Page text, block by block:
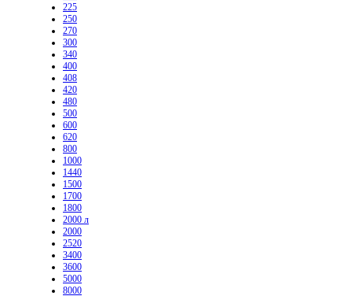
225
250
270
300
340
400
408
420
480
500
600
620
800
1000
1440
1500
1700
1800
2000 л
2000
2520
3400
3600
5000
8000